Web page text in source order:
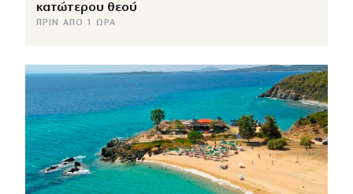
κατώτερου θεού
ΠΡΙΝ ΑΠΌ 1 ΏΡΑ